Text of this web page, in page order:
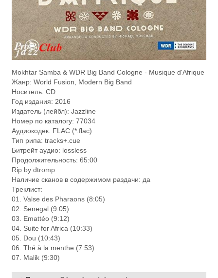
Mokhtar Samba & WDR Big Band Cologne - Musique d'Afrique
Жанр: World Fusion, Modern Big Band
Носитель: CD
Год издания: 2016
Издатель (лейбл): Jazzline
Номер по каталогу: 77034
Аудиокодек: FLAC (*.flac)
Тип рипа: tracks+.cue
Битрейт аудио: lossless
Продолжительность: 65:00
Rip by dtromp
Наличие сканов в содержимом раздачи: да
Треклист:
01. Valse des Pharaons (8:05)
02. Senegal (9:05)
03. Emattéo (9:12)
04. Suite for Africa (10:33)
05. Dou (10:43)
06. Thé à la menthe (7:53)
07. Malik (9:30)